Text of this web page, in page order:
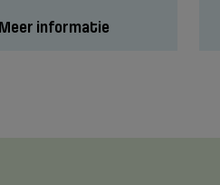
Meer informatie